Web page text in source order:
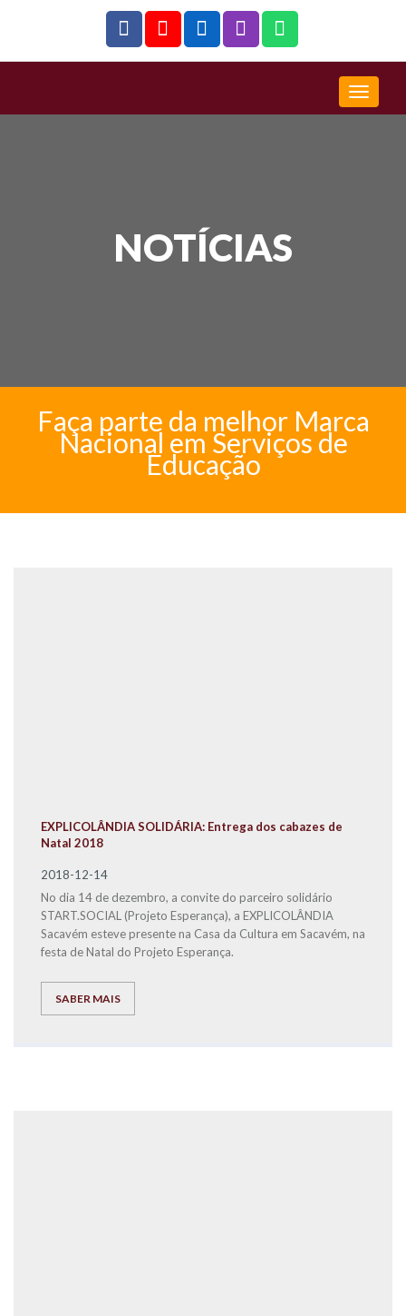
NOTÍCIAS
Faça parte da melhor Marca
Nacional em Serviços de
Educação
EXPLICOLÂNDIA SOLIDÁRIA: Entrega dos cabazes de
Natal 2018
2018-12-14
No dia 14 de dezembro, a convite do parceiro solidário
START.SOCIAL (Projeto Esperança), a EXPLICOLÂNDIA
Sacavém esteve presente na Casa da Cultura em Sacavém, na
festa de Natal do Projeto Esperança.
SABER MAIS